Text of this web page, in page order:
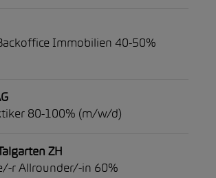
Immobilien 40-50%
80-100% (m/w/d)
ZH
r Allrounder/-in 60%